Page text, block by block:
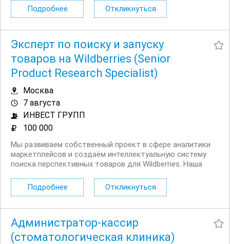
эксклюзивных коллекционных материалов. У нас
открыта вакансия для людей, которые искренне...
Подробнее Откликнуться
Эксперт по поиску и запуску
товаров на Wildberries (Senior
Product Research Specialist)
Москва
7 августа
ИНВЕСТ ГРУПП
100 000
Мы развиваем собственный проект в сфере аналитики
маркетплейсов и создаём интеллектуальную систему
поиска перспективных товаров для Wildberries. Наша
современными технологиями, чтобы значительно
сократить время поиска прибыльных товарных ниш и
Подробнее Откликнуться
Администратор-кассир
(стоматологическая клиника)